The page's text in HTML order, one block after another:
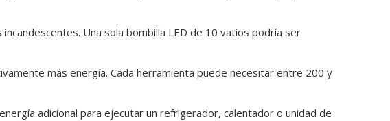
Una sola bombilla LED de 10 vatios podría ser
más energía. Cada herramienta puede necesitar entre 200 y
adicional para ejecutar un refrigerador, calentador o unidad de